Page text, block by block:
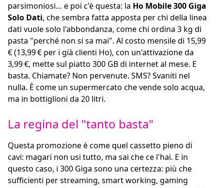
parsimoniosi… e poi c'è questa: la Ho Mobile 300 Giga
Solo Dati, che sembra fatta apposta per chi della linea
dati vuole solo l'abbondanza, come chi ordina 3 kg di
pasta "perché non si sa mai". Al costo mensile di 15,99
€ (13,99 € per i già clienti Ho), con un'attivazione da
3,99 €, mette sul piatto 300 GB di internet al mese. E
basta. Chiamate? Non pervenute. SMS? Svaniti nel
nulla. È come un supermercato che vende solo acqua,
ma in bottiglioni da 20 litri.
La regina del "tanto basta"
Questa promozione è come quel cassetto pieno di
cavi: magari non usi tutto, ma sai che ce l'hai. E in
questo caso, i 300 Giga sono una certezza: più che
sufficienti per streaming, smart working, gaming